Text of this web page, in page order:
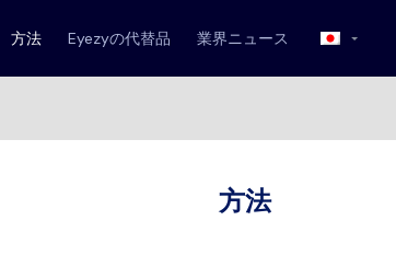
方法 Eyezyの代替品 業界ニュース
方法